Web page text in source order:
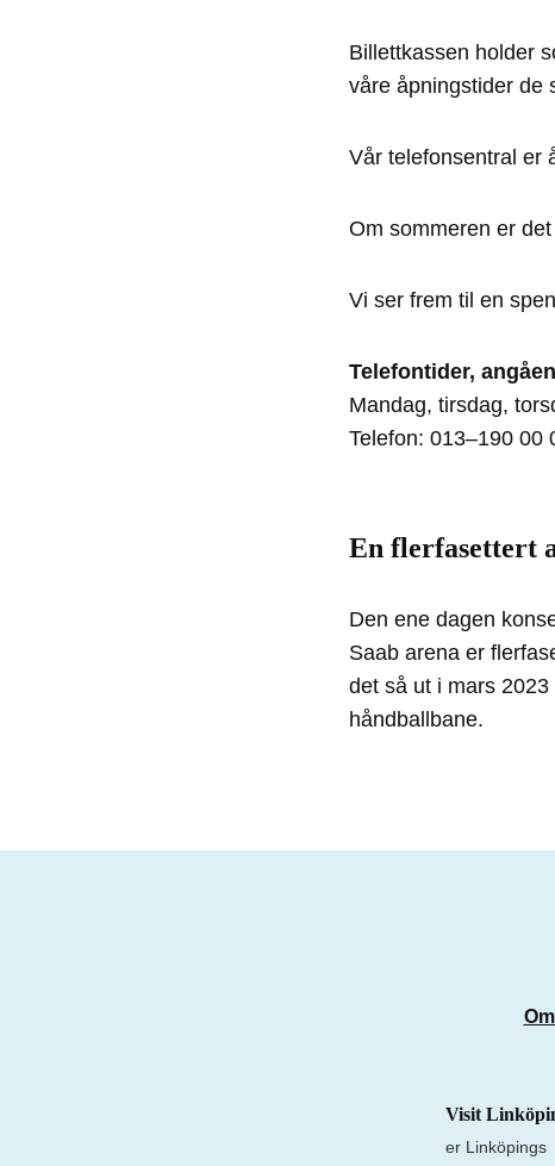
Billettkassen holder
våre åpningstider de
Vår telefonsentral er
Om sommeren er
Vi ser frem til en
Telefontider,
Mandag, tirsdag,
Telefon: 013–190 00
En flerfasettert
Den ene dagen
Saab arena er
det så ut i mars
håndballbane.
Visit
er Linköpings